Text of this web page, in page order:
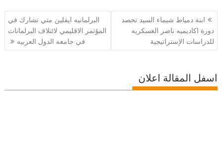
تصفّح
المقالات
ابنة دمياط شيماء السيد تحصد
دورة اكاديميه ناصر العسكريه
للدراسات الإستراتيجية
البرلمانيه ايفلين متي تشارك في
المؤتمر الاقليمي لائتلاف البرلمانات
في جامعه الدول العربيه
اسفل المقالة اعلان